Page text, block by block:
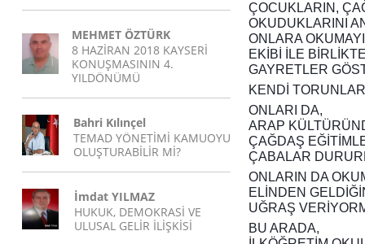
MEHMET ÖZTÜRK
8 HAZİRAN 2018 KAYSERİ
KONUŞMASININ 4.
YILDÖNÜMÜ
Bahri Kılınçel
TEMAD YÖNETİMİ KAMUOYU
OLUŞTURABİLİR Mİ?
İmdat YILMAZ
HUKUK, DEMOKRASİ VE
ULUSAL GELİR İLİŞKİSİ
ÇOCUKLARIN,
OKUDUKLARINI
ONLARA
EKİBİ İLE
GAYRETLER
KENDİ
ONLARI DA,
ARAP
ÇAĞDAŞ
ÇABALAR
ONLARIN DA
ELİNDEN
UĞRAŞ
BU ARADA,